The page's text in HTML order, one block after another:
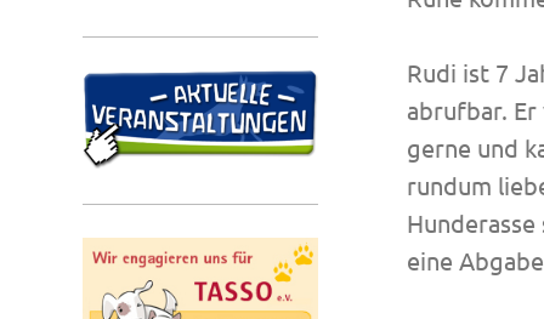
Rudi ist 7
abrufbar.
gerne und
rundum
eine